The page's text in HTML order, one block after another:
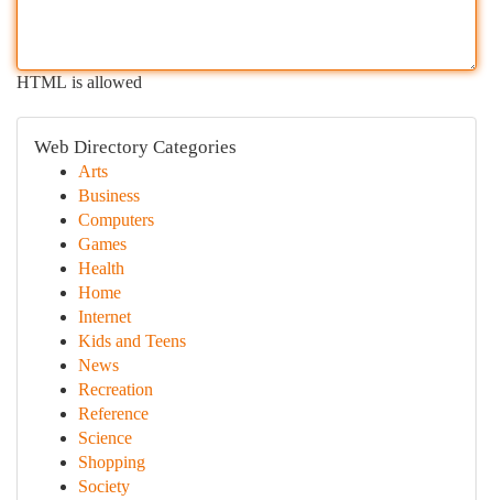
HTML is allowed
Web Directory Categories
Arts
Business
Computers
Games
Health
Home
Internet
Kids and Teens
News
Recreation
Reference
Science
Shopping
Society